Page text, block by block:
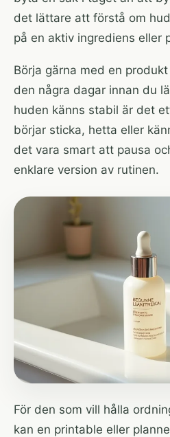
det lättare att förstå om
på en aktiv ingrediens eller
Börja gärna med en
den några dagar innan du
huden känns stabil är det
börjar sticka, hetta eller
det vara smart att pausa
enklare version av rutinen.
För den som vill hålla
kan en printable eller